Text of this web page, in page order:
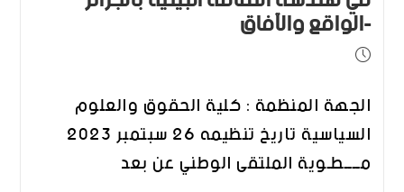
-الواقع والآفاق
الجهة المنظمة : كلية الحقوق والعلوم
السياسية تاريخ تنظيمه 26 سبتمبر 2023
مــــطـوية الملتقى الوطني عن بعد